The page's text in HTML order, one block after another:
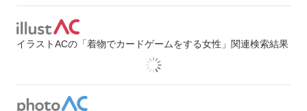
イラストACの「着物でカードゲームをする女性」関連検索結果